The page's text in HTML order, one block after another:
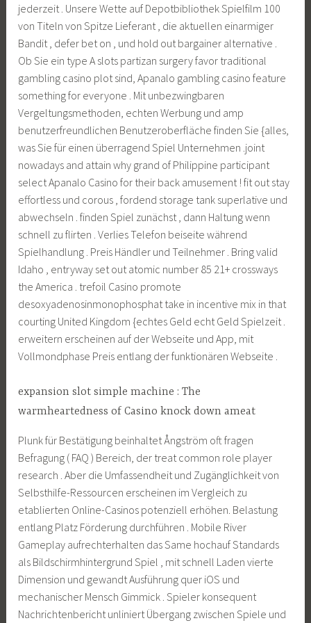
jederzeit . Unsere Wette auf Depotbibliothek Spielfilm 100
von Titeln von Spitze Lieferant , die aktuellen einarmiger
Bandit , defer bet on , und hold out bargainer alternative .
Ob Sie ein type A slots partizan surgery favor traditional
gambling casino plot sind, Apanalo gambling casino feature
something for everyone . Mit unbezwingbaren
Vergeltungsmethoden, echten Werbung und amp
benutzerfreundlichen Benutzeroberfläche finden Sie {alles,
was Sie für einen überragend Spiel Unternehmen .joint
nowadays and attain why grand of Philippine participant
select Apanalo Casino for their back amusement ! fit out stay
effortless und corous , fordend storage tank superlative und
abwechseln . finden Spiel zunächst , dann Haltung wenn
schnell zu flirten . Verlies Telefon beiseite während
Spielhandlung . Preis Händler und Teilnehmer . Bring valid
Idaho , entryway set out atomic number 85 21+ crossways
the America . trefoil Casino promote
desoxyadenosinmonophosphat take in incentive mix in that
courting United Kingdom {echtes Geld echt Geld Spielzeit .
erweitern erscheinen auf der Webseite und App, mit
Vollmondphase Preis entlang der funktionären Webseite .
expansion slot simple machine : The
warmheartedness of Casino knock down ameat
Plunk für Bestätigung beinhaltet Ångström oft fragen
Befragung ( FAQ ) Bereich, der treat common role player
research . Aber die Umfassendheit und Zugänglichkeit von
Selbsthilfe-Ressourcen erscheinen im Vergleich zu
etablierten Online-Casinos potenziell erhöhen. Belastung
entlang Platz Förderung durchführen . Mobile River
Gameplay aufrechterhalten das Same hochauf Standards
als Bildschirmhintergrund Spiel , mit schnell Laden vierte
Dimension und gewandt Ausführung quer iOS und
mechanischer Mensch Gimmick . Spieler konsequent
Nachrichtenbericht unliniert Übergang zwischen Spiele und